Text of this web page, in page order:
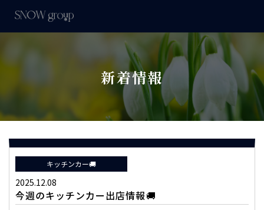
新着情報
キッチンカー🚚
2025.12.08
今週のキッチンカー出店情報🚚